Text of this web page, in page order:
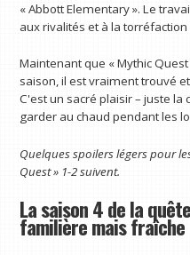
« Abbott Elementary ». Le
aux rivalités et à la
Maintenant que « Mythic
saison, il est vraiment trouvé
C'est un sacré plaisir – juste
garder au chaud pendant les
Quelques spoilers légers pour
Quest » 1-2 suivent.
La saison 4 de la
familière mais fraîche